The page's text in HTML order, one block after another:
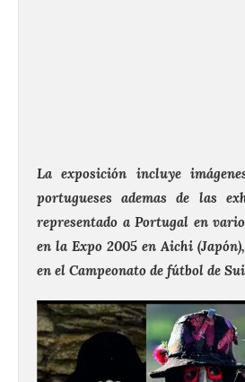
La exposición incluye
portugueses ademas de las
representado a Portugal en
en la Expo 2005 en Aichi
en el Campeonato de fútbol de